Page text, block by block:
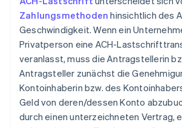
Zahlungsmethoden hinsichtlich des
Geschwindigkeit. Wenn ein
Privatperson eine ACH-
veranlasst, muss die Antragstellerin
Antragsteller zunächst die
Kontoinhaberin bzw. des
Geld von deren/dessen Konto
durch einen unterzeichneten Vertrag,